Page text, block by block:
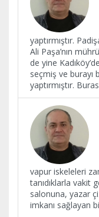
yaptırmıştır.
Ali Paşa’nın
de yine
seçmiş ve burayı
yaptırmıştır.
vapur iskeleleri
tanıdıklarla vakit
salonuna, yazar
imkanı sağlayan